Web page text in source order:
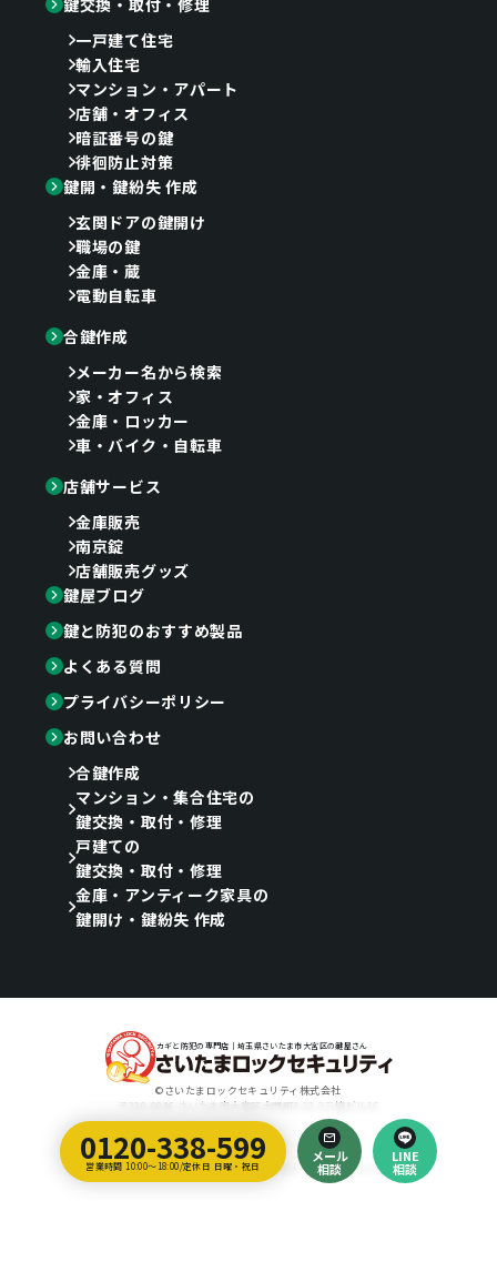
0120-338-599
営業時間 10:00～18:00/定休日 日曜・祝日
メール
相談
LINE
相談
鍵交換・取付・修理
一戸建て住宅
輸入住宅
マンション・アパート
店舗・オフィス
暗証番号の鍵
徘徊防止対策
鍵開・鍵紛失 作成
玄関ドアの鍵開け
職場の鍵
金庫・蔵
電動自転車
合鍵作成
メーカー名から検索
家・オフィス
金庫・ロッカー
車・バイク・自転車
店舗サービス
金庫販売
南京錠
店舗販売グッズ
鍵屋ブログ
鍵と防犯のおすすめ製品
よくある質問
プライバシーポリシー
お問い合わせ
合鍵作成
マンション・集合住宅の
鍵交換・取付・修理
戸建ての
鍵交換・取付・修理
金庫・アンティーク家具の
鍵開け・鍵紛失 作成
カギと防犯の専門店｜埼玉県さいたま市大宮区の鍵屋さん
©さいたまロックセキュリティ株式会社
〒330-0846 さいたま市大宮区大門町3-22-3三協ビル1F
Designed by
埼玉のホームページ制作会社｜ティラノ・クリエイティブ・アーツ